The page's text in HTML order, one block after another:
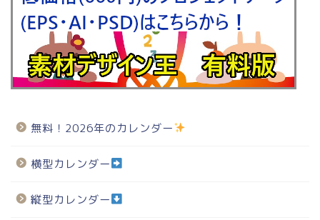
無料！2026年のカレンダー
横型カレンダー
縦型カレンダー